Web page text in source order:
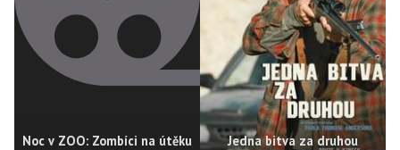
Noc v ZOO: Zombíci na útěku Jedna bitva za druhou